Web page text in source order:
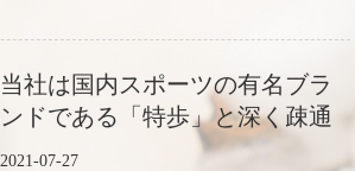
当社は国内スポーツの有名ブラ
ンドである「特歩」と深く疎通
2021-07-27